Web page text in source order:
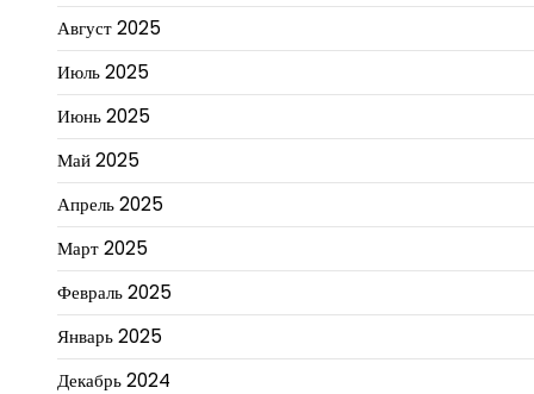
Август 2025
Июль 2025
Июнь 2025
Май 2025
Апрель 2025
Март 2025
Февраль 2025
Январь 2025
Декабрь 2024